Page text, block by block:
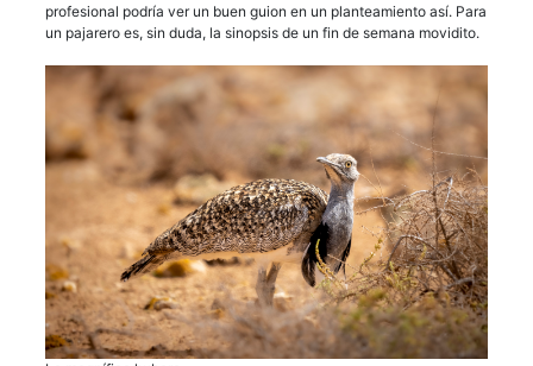
profesional podría ver un buen guion en un planteamiento así. Para
un pajarero es, sin duda, la sinopsis de un fin de semana movidito.